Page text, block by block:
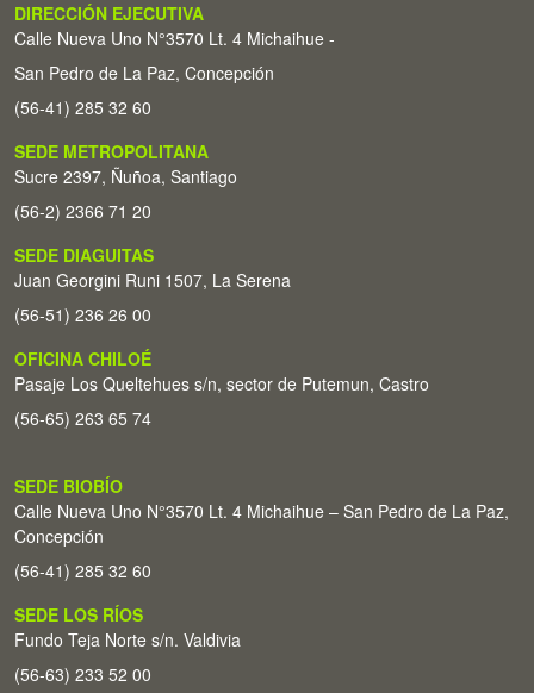
DIRECCIÓN EJECUTIVA
Calle Nueva Uno N°3570 Lt. 4 Michaihue -
San Pedro de La Paz, Concepción
(56-41) 285 32 60
SEDE METROPOLITANA
Sucre 2397, Ñuñoa, Santiago
(56-2) 2366 71 20
SEDE DIAGUITAS
Juan Georgini Runi 1507, La Serena
(56-51) 236 26 00
OFICINA CHILOÉ
Pasaje Los Queltehues s/n, sector de Putemun, Castro
(56-65) 263 65 74
SEDE BIOBÍO
Calle Nueva Uno N°3570 Lt. 4 Michaihue – San Pedro de La Paz,
Concepción
(56-41) 285 32 60
SEDE LOS RÍOS
Fundo Teja Norte s/n. Valdivia
(56-63) 233 52 00